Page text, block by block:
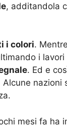
, additandola
i colori.
i lavori
. Ed e
Alcune nazioni
mesi fa ha